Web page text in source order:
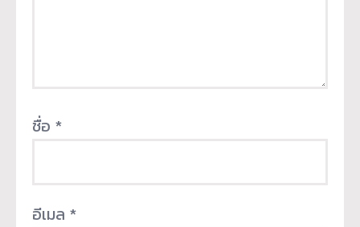
ชื่อ *
อีเมล *